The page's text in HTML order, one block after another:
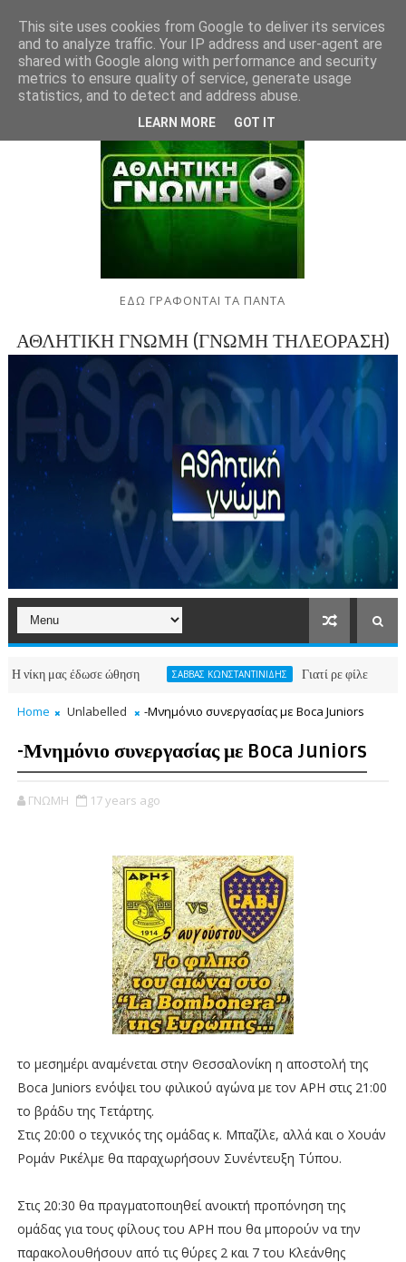
ΕΔΩ ΓΡΑΦΟΝΤΑΙ ΤΑ ΠΑΝΤΑ
ΑΘΛΗΤΙΚΗ ΓΝΩΜΗ (ΓΝΩΜΗ ΤΗΛΕΟΡΑΣΗ)
μας έδωσε ώθηση ΣΑΒΒΑΣ ΚΩΝΣΤΑΝΤΙΝΙΔΗΣ Γιατί ρε φίλε ΠΑΕ ΑΡΗΣ
Home Unlabelled -Μνημόνιο συνεργασίας με Boca Juniors
-Μνημόνιο συνεργασίας με Boca Juniors
ΓΝΩΜΗ 17 years ago
το μεσημέρι αναμένεται στην Θεσσαλονίκη η αποστολή της
Boca Juniors ενόψει του φιλικού αγώνα με τον ΑΡΗ στις 21:00
το βράδυ της Τετάρτης.
Στις 20:00 ο τεχνικός της ομάδας κ. Μπαζίλε, αλλά και ο Χουάν
Ρομάν Ρικέλμε θα παραχωρήσουν Συνέντευξη Τύπου.
Στις 20:30 θα πραγματοποιηθεί ανοικτή προπόνηση της
ομάδας για τους φίλους του ΑΡΗ που θα μπορούν να την
παρακολουθήσουν από τις θύρες 2 και 7 του Κλεάνθης
This site uses cookies from Google to deliver its services
and to analyze traffic. Your IP address and user-agent are
shared with Google along with performance and security
metrics to ensure quality of service, generate usage
statistics, and to detect and address abuse.
LEARN MORE GOT IT